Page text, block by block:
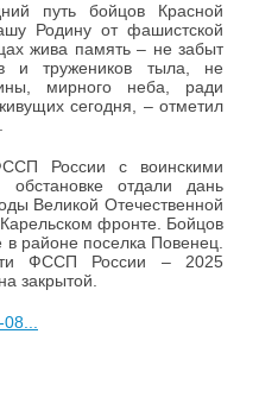
путь бойцов Красной
Родину от фашистской
жива память – не забыт
и тружеников тыла, не
мирного неба, ради
сегодня, – отметил
России с воинскими
обстановке отдали дань
Великой Отечественной
фронте. Бойцов
в районе поселка Повенец.
ФССП России – 2025
закрытой.